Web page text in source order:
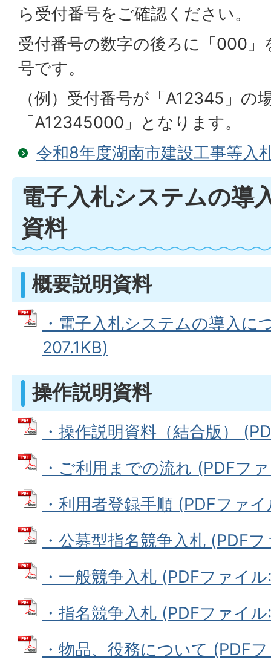
ら受付番号をご確認ください。
受付番号の数字の後ろに「000」
号です。
（例）受付番号が「A12345」の
「A12345000」となります。
令和8年度湖南市建設工事等入
電子入札システムの導
資料
概要説明資料
・電子入札システムの導入に
207.1KB)
操作説明資料
・操作説明資料（結合版）
・ご利用までの流れ (PDFフ
・利用者登録手順 (PDFファ
・公募型指名競争入札 (PDF
・一般競争入札 (PDFファイ
・指名競争入札 (PDFファイ
・物品、役務について (PDF